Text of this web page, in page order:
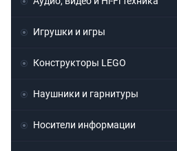
Игрушки и игры
Конструкторы LEGO
Наушники и гарнитуры
Носители информации